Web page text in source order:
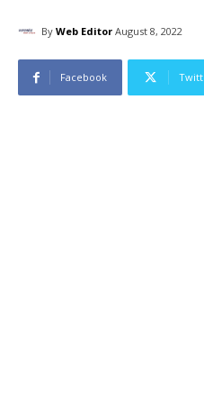
By Web Editor August 8, 2022
Facebook